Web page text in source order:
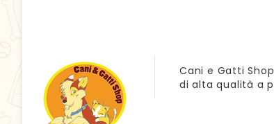
Cani e Gatti
di alta qualità a